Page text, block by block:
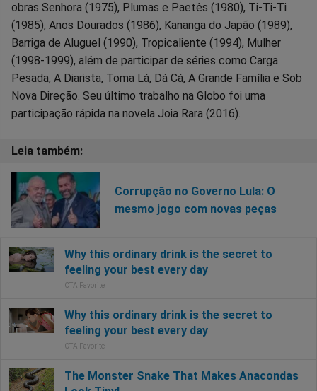
obras Senhora (1975), Plumas e Paetês (1980), Ti-Ti-Ti
(1985), Anos Dourados (1986), Kananga do Japão (1989),
Barriga de Aluguel (1990), Tropicaliente (1994), Mulher
(1998-1999), além de participar de séries como Carga
Pesada, A Diarista, Toma Lá, Dá Cá, A Grande Família e Sob
Nova Direção. Seu último trabalho na Globo foi uma
participação rápida na novela Joia Rara (2016).
Corrupção no Governo Lula: O
mesmo jogo com novas peças